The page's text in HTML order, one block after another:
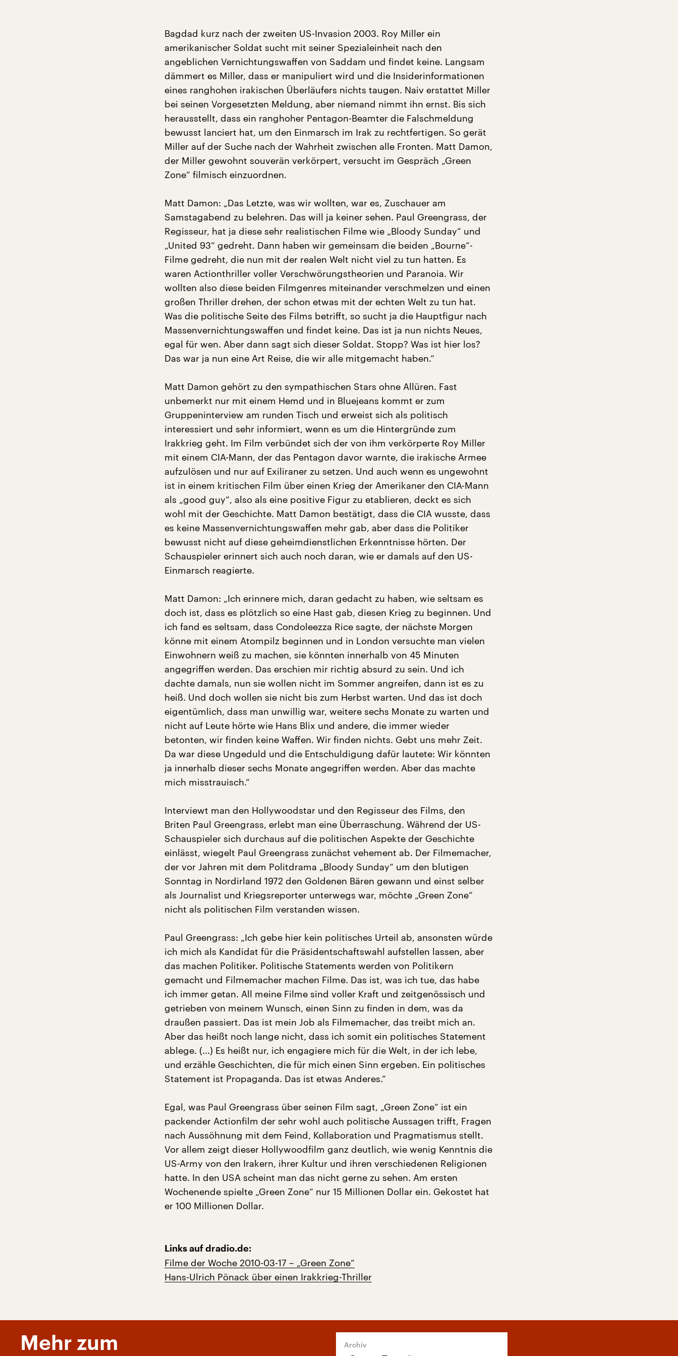
Bagdad kurz nach der zweiten US-Invasion 2003. Roy Miller ein
amerikanischer Soldat sucht mit seiner Spezialeinheit nach den
angeblichen Vernichtungswaffen von Saddam und findet keine. Langsam
dämmert es Miller, dass er manipuliert wird und die Insiderinformationen
eines ranghohen irakischen Überläufers nichts taugen. Naiv erstattet Miller
bei seinen Vorgesetzten Meldung, aber niemand nimmt ihn ernst. Bis sich
herausstellt, dass ein ranghoher Pentagon-Beamter die Falschmeldung
bewusst lanciert hat, um den Einmarsch im Irak zu rechtfertigen. So gerät
Miller auf der Suche nach der Wahrheit zwischen alle Fronten. Matt Damon,
der Miller gewohnt souverän verkörpert, versucht im Gespräch „Green
Zone“ filmisch einzuordnen.
Matt Damon: „Das Letzte, was wir wollten, war es, Zuschauer am
Samstagabend zu belehren. Das will ja keiner sehen. Paul Greengrass, der
Regisseur, hat ja diese sehr realistischen Filme wie „Bloody Sunday“ und
„United 93“ gedreht. Dann haben wir gemeinsam die beiden „Bourne“-
Filme gedreht, die nun mit der realen Welt nicht viel zu tun hatten. Es
waren Actionthriller voller Verschwörungstheorien und Paranoia. Wir
wollten also diese beiden Filmgenres miteinander verschmelzen und einen
großen Thriller drehen, der schon etwas mit der echten Welt zu tun hat.
Was die politische Seite des Films betrifft, so sucht ja die Hauptfigur nach
Massenvernichtungswaffen und findet keine. Das ist ja nun nichts Neues,
egal für wen. Aber dann sagt sich dieser Soldat. Stopp? Was ist hier los?
Das war ja nun eine Art Reise, die wir alle mitgemacht haben.“
Matt Damon gehört zu den sympathischen Stars ohne Allüren. Fast
unbemerkt nur mit einem Hemd und in Bluejeans kommt er zum
Gruppeninterview am runden Tisch und erweist sich als politisch
interessiert und sehr informiert, wenn es um die Hintergründe zum
Irakkrieg geht. Im Film verbündet sich der von ihm verkörperte Roy Miller
mit einem CIA-Mann, der das Pentagon davor warnte, die irakische Armee
aufzulösen und nur auf Exiliraner zu setzen. Und auch wenn es ungewohnt
ist in einem kritischen Film über einen Krieg der Amerikaner den CIA-Mann
als „good guy“, also als eine positive Figur zu etablieren, deckt es sich
wohl mit der Geschichte. Matt Damon bestätigt, dass die CIA wusste, dass
es keine Massenvernichtungswaffen mehr gab, aber dass die Politiker
bewusst nicht auf diese geheimdienstlichen Erkenntnisse hörten. Der
Schauspieler erinnert sich auch noch daran, wie er damals auf den US-
Einmarsch reagierte.
Matt Damon: „Ich erinnere mich, daran gedacht zu haben, wie seltsam es
doch ist, dass es plötzlich so eine Hast gab, diesen Krieg zu beginnen. Und
ich fand es seltsam, dass Condoleezza Rice sagte, der nächste Morgen
könne mit einem Atompilz beginnen und in London versuchte man vielen
Einwohnern weiß zu machen, sie könnten innerhalb von 45 Minuten
angegriffen werden. Das erschien mir richtig absurd zu sein. Und ich
dachte damals, nun sie wollen nicht im Sommer angreifen, dann ist es zu
heiß. Und doch wollen sie nicht bis zum Herbst warten. Und das ist doch
eigentümlich, dass man unwillig war, weitere sechs Monate zu warten und
nicht auf Leute hörte wie Hans Blix und andere, die immer wieder
betonten, wir finden keine Waffen. Wir finden nichts. Gebt uns mehr Zeit.
Da war diese Ungeduld und die Entschuldigung dafür lautete: Wir könnten
ja innerhalb dieser sechs Monate angegriffen werden. Aber das machte
mich misstrauisch.“
Interviewt man den Hollywoodstar und den Regisseur des Films, den
Briten Paul Greengrass, erlebt man eine Überraschung. Während der US-
Schauspieler sich durchaus auf die politischen Aspekte der Geschichte
einlässt, wiegelt Paul Greengrass zunächst vehement ab. Der Filmemacher,
der vor Jahren mit dem Politdrama „Bloody Sunday“ um den blutigen
Sonntag in Nordirland 1972 den Goldenen Bären gewann und einst selber
als Journalist und Kriegsreporter unterwegs war, möchte „Green Zone“
nicht als politischen Film verstanden wissen.
Paul Greengrass: „Ich gebe hier kein politisches Urteil ab, ansonsten würde
ich mich als Kandidat für die Präsidentschaftswahl aufstellen lassen, aber
das machen Politiker. Politische Statements werden von Politikern
gemacht und Filmemacher machen Filme. Das ist, was ich tue, das habe
ich immer getan. All meine Filme sind voller Kraft und zeitgenössisch und
getrieben von meinem Wunsch, einen Sinn zu finden in dem, was da
draußen passiert. Das ist mein Job als Filmemacher, das treibt mich an.
Aber das heißt noch lange nicht, dass ich somit ein politisches Statement
ablege. (...) Es heißt nur, ich engagiere mich für die Welt, in der ich lebe,
und erzähle Geschichten, die für mich einen Sinn ergeben. Ein politisches
Statement ist Propaganda. Das ist etwas Anderes.“
Egal, was Paul Greengrass über seinen Film sagt, „Green Zone“ ist ein
packender Actionfilm der sehr wohl auch politische Aussagen trifft, Fragen
nach Aussöhnung mit dem Feind, Kollaboration und Pragmatismus stellt.
Vor allem zeigt dieser Hollywoodfilm ganz deutlich, wie wenig Kenntnis die
US-Army von den Irakern, ihrer Kultur und ihren verschiedenen Religionen
hatte. In den USA scheint man das nicht gerne zu sehen. Am ersten
Wochenende spielte „Green Zone“ nur 15 Millionen Dollar ein. Gekostet hat
er 100 Millionen Dollar.
Links auf dradio.de:
Filme der Woche 2010-03-17 – „Green Zone“
Hans-Ulrich Pönack über einen Irakkrieg-Thriller
Mehr zum